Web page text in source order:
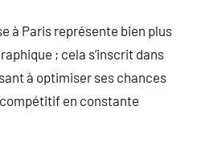
à Paris représente bien plus
; cela s’inscrit dans
à optimiser ses chances
en constante